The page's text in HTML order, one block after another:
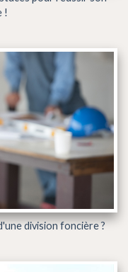
!
division foncière ?